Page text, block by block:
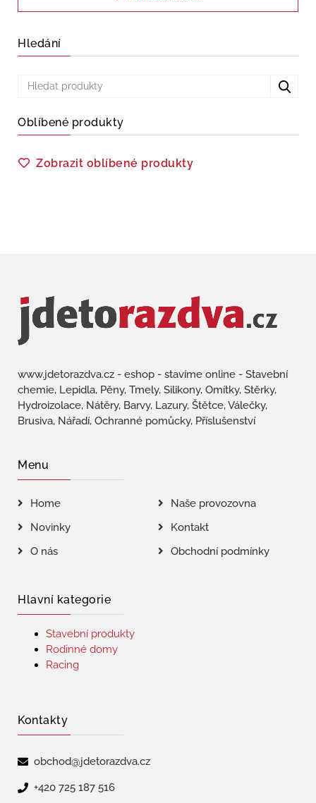
Hledání
Oblíbené produkty
Zobrazit oblíbené produkty
www.jdetorazdva.cz - eshop - stavíme online - Stavební
chemie, Lepidla, Pěny, Tmely, Silikony, Omítky, Stěrky,
Hydroizolace, Nátěry, Barvy, Lazury, Štětce, Válečky,
Brusiva, Nářadí, Ochranné pomůcky, Příslušenství
Menu
Home
Naše provozovna
Novinky
Kontakt
O nás
Obchodní podmínky
Hlavní kategorie
Stavební produkty
Rodinné domy
Racing
Kontakty
obchod@jdetorazdva.cz
+420 725 187 516